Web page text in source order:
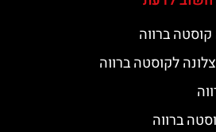
קוסטה ברווה
לקוסטה ברווה
ברווה